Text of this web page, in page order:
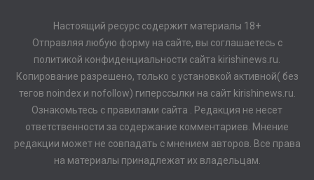
Настоящий ресурс содержит материалы 18+
Отправляя любую форму на сайте, вы соглашаетесь с
политикой конфиденциальности сайта kirishinews.ru.
Копирование разрешено, только с установкой активной( без
тегов noindex и nofollow) гиперссылки на сайт kirishinews.ru.
Ознакомьтесь с правилами сайта . Редакция не несет
ответственности за содержание комментариев. Мнение
редакции может не совпадать с мнением авторов. Все права
на материалы принадлежат их владельцам.